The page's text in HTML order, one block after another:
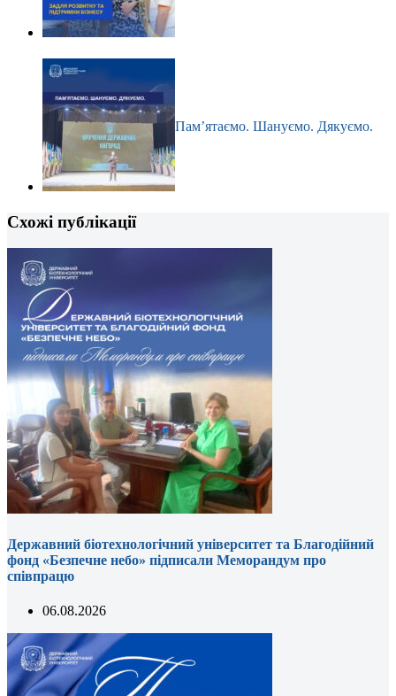
Пам’ятаємо. Шануємо. Дякуємо.
Схожі публікації
Державний біотехнологічний університет та Благодійний
фонд «Безпечне небо» підписали Меморандум про
співпрацю
06.08.2026